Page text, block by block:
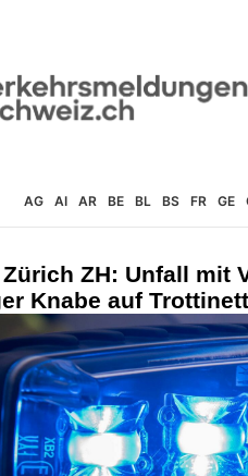
AG AI AR BE BL BS FR GE
ZH: Unfall mit
Knabe auf